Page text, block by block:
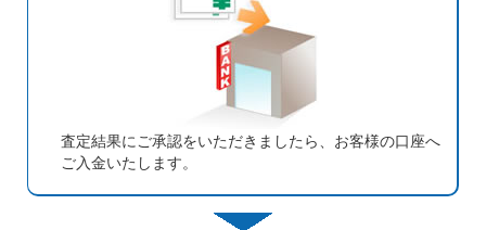
査定結果にご承認をいただきましたら、お客様の口座へ
ご入金いたします。